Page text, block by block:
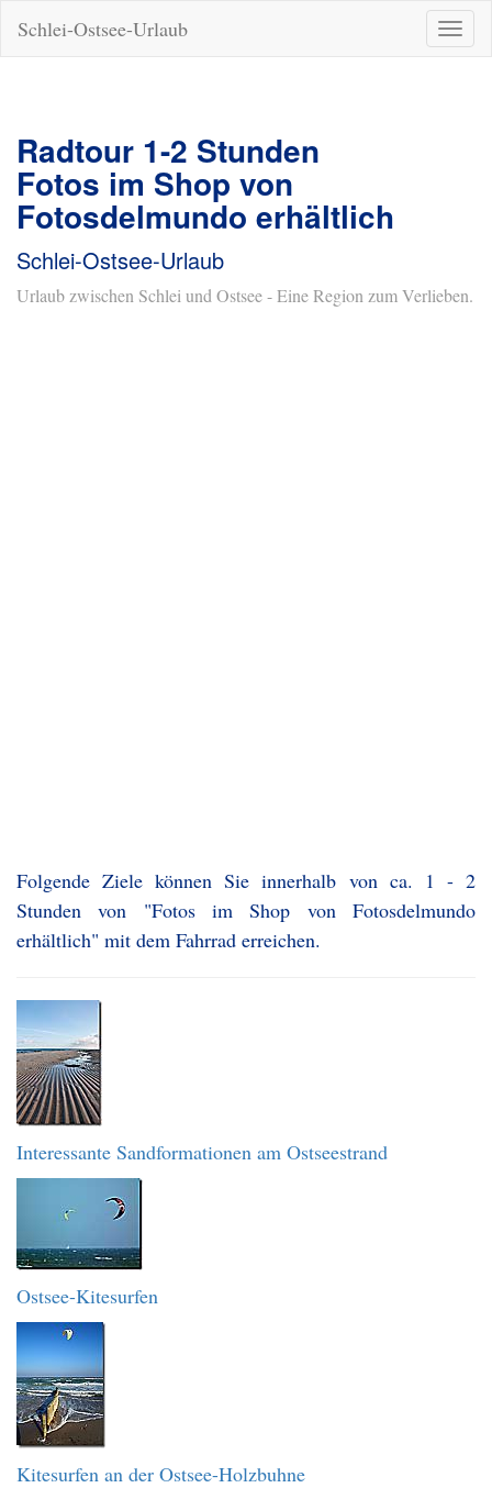
ein-/
Schlei-Ostsee-Urlaub
Radtour 1-2 Stunden
Fotos im Shop von
Fotosdelmundo erhältlich
Schlei-Ostsee-Urlaub
Urlaub zwischen Schlei und Ostsee - Eine Region zum Verlieben.
Folgende Ziele können Sie innerhalb von ca. 1 - 2
Stunden von "Fotos im Shop von Fotosdelmundo
erhältlich" mit dem Fahrrad erreichen.
Interessante Sandformationen am Ostseestrand
Ostsee-Kitesurfen
Kitesurfen an der Ostsee-Holzbuhne